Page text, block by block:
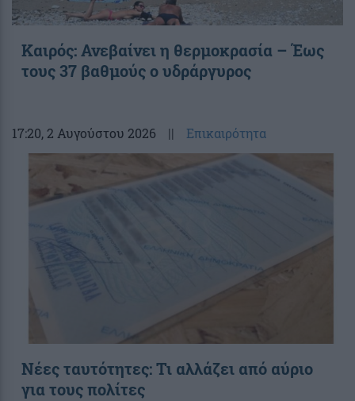
Καιρός: Ανεβαίνει η θερμοκρασία – Έως
τους 37 βαθμούς ο υδράργυρος
17:20, 2 Αυγούστου 2026 || Επικαιρότητα
Νέες ταυτότητες: Τι αλλάζει από αύριο
για τους πολίτες